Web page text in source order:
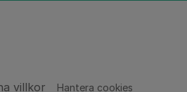
villkor Hantera cookies